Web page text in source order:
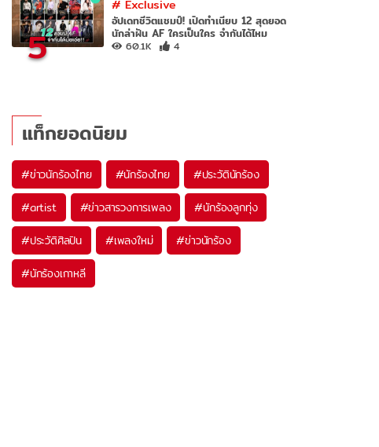
5
# Exclusive
อัปเดทชีวิตแชมป์! เปิดทำเนียบ 12 สุดยอด
นักล่าฝัน AF ใครเป็นใคร จำกันได้ไหม
60.1K 4
แท็กยอดนิยม
#ข่าวนักร้องไทย #นักร้องไทย #ประวัตินักร้อง
#artist #ข่าวสารวงการเพลง #นักร้องลูกทุ่ง
#ประวัติศิลปิน #เพลงใหม่ #ข่าวนักร้อง
#นักร้องเกาหลี